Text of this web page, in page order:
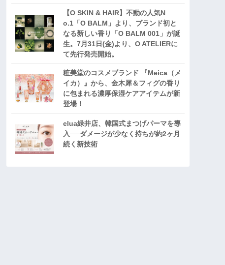
【O SKIN & HAIR】不動の人気N
o.1「O BALM」より、ブランド初と
なる新しい香り「O BALM 001」が誕
生。7月31日(金)より、O ATELIERに
て先行発売開始。
粧美堂のコスメブランド 『Meica（メ
イカ）』から、金木犀＆フィグの香り
に包まれる濃厚保湿ケアアイテムが新
登場！
elua緑井店、韓国式まつげパーマを導
入──ダメージが少なく持ちが約2ヶ月
続く新技術